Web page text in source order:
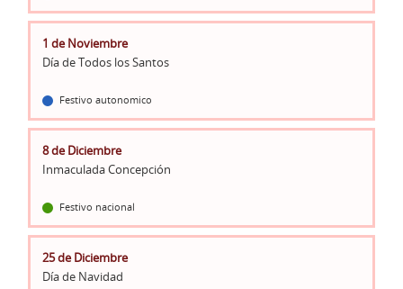
1 de Noviembre
Día de Todos los Santos
Festivo autonomico
8 de Diciembre
Inmaculada Concepción
Festivo nacional
25 de Diciembre
Día de Navidad